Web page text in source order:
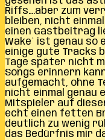
Riffs….aber zum
bleiben, nicht
einen Gastbeitrag
Wake` ist genau so
einige gute Tracks
Tage später nicht
Songs erinnern
aufgemacht, ohne
nicht einmal genau
Mitspieler auf
echt einen fetten
deutlich zu wenig
das Bedürfnis mir